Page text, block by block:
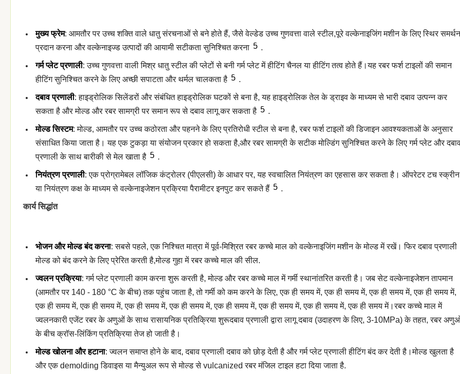
मुख्य फ्रेम: आमतौर पर उच्च शक्ति वाले धातु संरचनाओं से बने होते हैं, जैसे वेल्डेड उच्च गुणवत्ता वाले स्टील,पूरे वल्केनाइजिंग मशीन के लिए स्थिर समर्थन
प्रदान करना और वल्केनाइज्ड उत्पादों की आयामी सटीकता सुनिश्चित करना 5 .
गर्म प्लेट प्रणाली: उच्च गुणवत्ता वाली मिश्र धातु स्टील की प्लेटों से बनी गर्म प्लेट में हीटिंग चैनल या हीटिंग तत्व होते हैं।यह रबर फर्श टाइलों की समान
हीटिंग सुनिश्चित करने के लिए अच्छी सपाटता और थर्मल चालकता है 5 .
दबाव प्रणाली: हाइड्रोलिक सिलेंडरों और संबंधित हाइड्रोलिक घटकों से बना है, यह हाइड्रोलिक तेल के ड्राइव के माध्यम से भारी दबाव उत्पन्न कर
सकता है और मोल्ड और रबर सामग्री पर समान रूप से दबाव लागू कर सकता है 5 .
मोल्ड सिस्टम: मोल्ड, आमतौर पर उच्च कठोरता और पहनने के लिए प्रतिरोधी स्टील से बना है, रबर फर्श टाइलों की डिजाइन आवश्यकताओं के अनुसार
संसाधित किया जाता है। यह एक टुकड़ा या संयोजन प्रकार हो सकता है,और रबर सामग्री के सटीक मोल्डिंग सुनिश्चित करने के लिए गर्म प्लेट और
प्रणाली के साथ बारीकी से मेल खाता है 5 .
नियंत्रण प्रणाली: एक प्रोग्रामेबल लॉजिक कंट्रोलर (पीएलसी) के आधार पर, यह स्वचालित नियंत्रण का एहसास कर सकता है। ऑपरेटर टच स्क्रीन
या नियंत्रण कक्ष के माध्यम से वल्केनाइजेशन प्रक्रिया पैरामीटर इनपुट कर सकते हैं 5 .
कार्य सिद्धांत
भोजन और मोल्ड बंद करना: सबसे पहले, एक निश्चित मात्रा में पूर्व-मिश्रित रबर कच्चे माल को वल्केनाइजिंग मशीन के मोल्ड में रखें। फिर दबाव प्रणाली
मोल्ड को बंद करने के लिए प्रेरित करती है,मोल्ड गुहा में रबर कच्चे माल की सील.
ज्वलन प्रक्रिया: गर्म प्लेट प्रणाली काम करना शुरू करती है, मोल्ड और रबर कच्चे माल में गर्मी स्थानांतरित करती है। जब सेट वल्केनाइजेशन तापमान
(आमतौर पर 140 - 180 °C के बीच) तक पहुंच जाता है, तो गर्मी को कम करने के लिए, एक ही समय में, एक ही समय में, एक ही समय में, एक ही समय में,
एक ही समय में, एक ही समय में, एक ही समय में, एक ही समय में, एक ही समय में, एक ही समय में, एक ही समय में, एक ही समय में।रबर कच्चे माल में
ज्वलनकारी एजेंट रबर के अणुओं के साथ रासायनिक प्रतिक्रिया शुरूदबाव प्रणाली द्वारा लागू दबाव (उदाहरण के लिए, 3-10MPa) के तहत, रबर
के बीच क्रॉस-लिंकिंग प्रतिक्रिया तेज हो जाती है।
मोल्ड खोलना और हटाना: ज्वलन समाप्त होने के बाद, दबाव प्रणाली दबाव को छोड़ देती है और गर्म प्लेट प्रणाली हीटिंग बंद कर देती है।मोल्ड खुलता है
और एक demolding डिवाइस या मैन्युअल रूप से मोल्ड से vulcanized रबर मंजिल टाइल हटा दिया जाता है.